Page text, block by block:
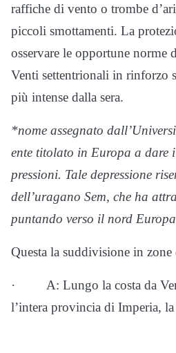
raffiche di vento o trombe
piccoli smottamenti. La
osservare le opportune norme
Venti settentrionali in rinforzo
più intense dalla sera.
*nome assegnato
ente titolato in Europa a dare
pressioni. Tale depressione
dell’uragano Sem, che ha
puntando verso il nord
Questa la suddivisione in
· A: Lungo la costa da
l’intera provincia di Imperia,